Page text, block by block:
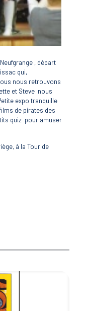
, départ
qui,
nous retrouvons
et Steve nous
expo tranquille
de pirates des
quiz pour amuser
à la Tour de